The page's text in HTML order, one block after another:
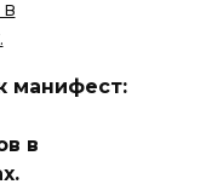
манифест:
в